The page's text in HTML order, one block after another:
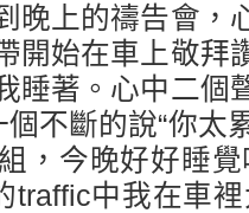
晚上的禱告會，
開始在車上敬拜
睡著。心中二個
不斷的說“你太
，今晚好好睡
traffic中我在車